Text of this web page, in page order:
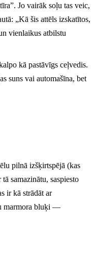
Jo vairāk soļu tas veic,
„Kā šis attēls izskatītos,
vienlaikus atbilstu
kā pastāvīgs ceļvedis.
suns vai automašīna, bet
pilnā izšķirtspējā (kas
samazinātu, saspiesto
ir kā strādāt ar
marmora bluķi —